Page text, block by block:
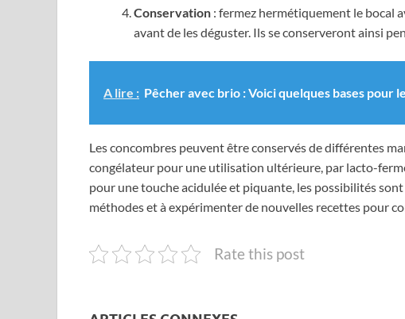
Conservation : fermez hermétiquement le bocal
avant de les déguster. Ils se conserveront ainsi
A lire : Pêcher avec brio : Voici quelques bases pour
Les concombres peuvent être conservés de différentes
congélateur pour une utilisation ultérieure, par lacto-
pour une touche acidulée et piquante, les possibilités
méthodes et à expérimenter de nouvelles recettes pour
Rate this post